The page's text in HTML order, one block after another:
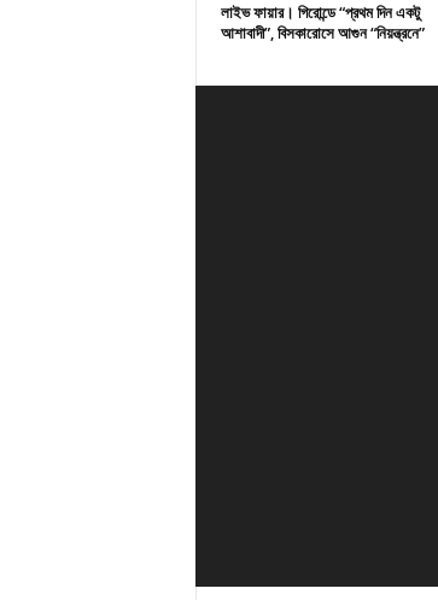
লাইভ ফায়ার। গিরোন্ডে “প্রথম দিন একটু
আশাবাদী”, বিসকারোসে আগুন “নিয়ন্ত্রনে”